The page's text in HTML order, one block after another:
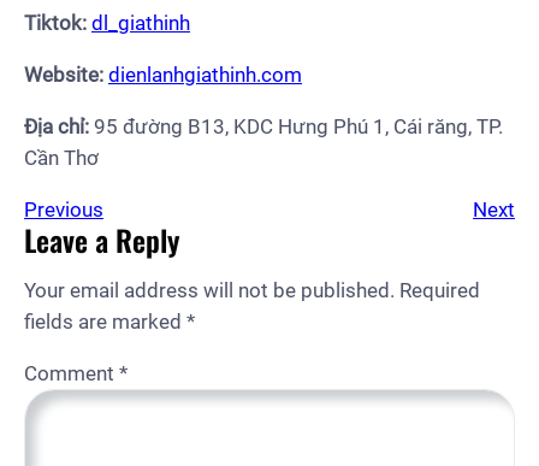
Tiktok: dl_giathinh
Website: dienlanhgiathinh.com
Địa chỉ: 95 đường B13, KDC Hưng Phú 1, Cái răng, TP.
Cần Thơ
Previous Next
Leave a Reply
Your email address will not be published. Required
fields are marked *
Comment *